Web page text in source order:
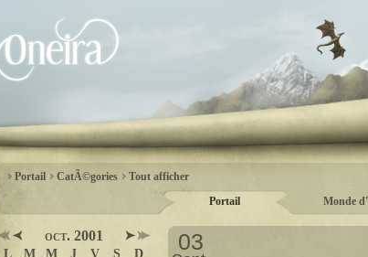
Portail CatÃ©gories Tout afficher
Portail Monde
oct. 2001
L M M J V S
D
03